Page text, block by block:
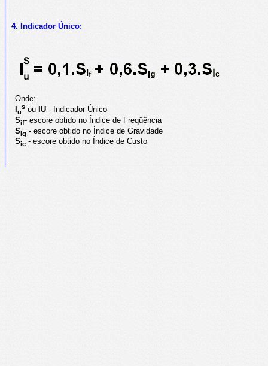
4. Indicador Único:
Onde:
u
s ou IU - Indicador Único
Sif- escore obtido no Índice de Freqüência
Sig - escore obtido no Índice de Gravidade
Sic - escore obtido no Índice de Custo